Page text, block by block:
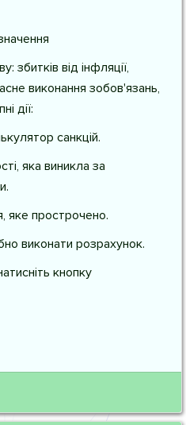
збитків від інфляції,
виконання зобов'язань,
дії:
санкцій.
яка виникла за
яке прострочено.
виконати розрахунок.
кнопку